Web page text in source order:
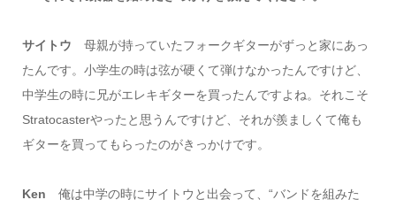
サイトウ 母親が持っていたフォークギターがずっと家にあっ
たんです。小学生の時は弦が硬くて弾けなかったんですけど、
中学生の時に兄がエレキギターを買ったんですよね。それこそ
Stratocasterやったと思うんですけど、それが羨ましくて俺も
ギターを買ってもらったのがきっかけです。
Ken 俺は中学の時にサイトウと出会って、“バンドを組みた